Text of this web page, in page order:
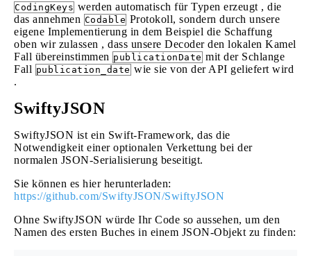
CodingKeys werden automatisch für Typen erzeugt , die
das annehmen Codable Protokoll, sondern durch unsere
eigene Implementierung in dem Beispiel die Schaffung
oben wir zulassen , dass unsere Decoder den lokalen Kamel
Fall übereinstimmen publicationDate mit der Schlange
Fall publication_date wie sie von der API geliefert wird
.
SwiftyJSON
SwiftyJSON ist ein Swift-Framework, das die
Notwendigkeit einer optionalen Verkettung bei der
normalen JSON-Serialisierung beseitigt.
Sie können es hier herunterladen:
https://github.com/SwiftyJSON/SwiftyJSON
Ohne SwiftyJSON würde Ihr Code so aussehen, um den
Namen des ersten Buches in einem JSON-Objekt zu finden: